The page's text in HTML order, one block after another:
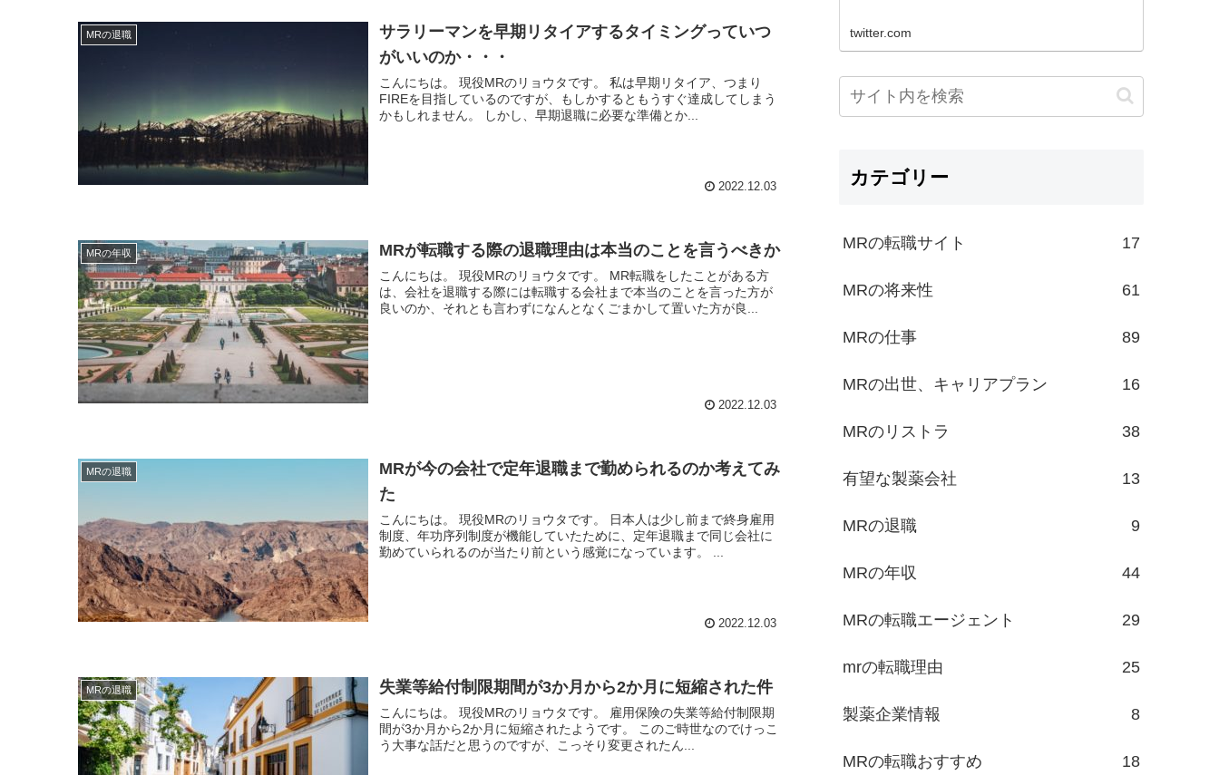
MRの退職
サラリーマンを早期リタイアするタイミングっていつ
がいいのか・・・
こんにちは。 現役MRのリョウタです。 私は早期リタイア、つまり
FIREを目指しているのですが、もしかするともうすぐ達成してしまう
かもしれません。 しかし、早期退職に必要な準備とか...
2022.12.03
MRの年収 MRが転職する際の退職理由は本当のことを言うべきか
こんにちは。 現役MRのリョウタです。 MR転職をしたことがある方
は、会社を退職する際には転職する会社まで本当のことを言った方が
良いのか、それとも言わずになんとなくごまかして置いた方が良...
2022.12.03
MRの退職
MRが今の会社で定年退職まで勤められるのか考えてみ
た
こんにちは。 現役MRのリョウタです。 日本人は少し前まで終身雇用
制度、年功序列制度が機能していたために、定年退職まで同じ会社に
2022.12.03
MRの退職 失業等給付制限期間が3か月から2か月に短縮された件
こんにちは。 現役MRのリョウタです。 雇用保険の失業等給付制限期
間が3か月から2か月に短縮されたようです。 このご時世なのでけっこ
う大事な話だと思うのですが、こっそり変更されたん...
twitter.com
カテゴリー
MRの転職サイト 17
MRの将来性 61
MRの仕事 89
MRの出世、キャリアプラン 16
MRのリストラ 38
有望な製薬会社 13
MRの退職 9
MRの年収 44
MRの転職エージェント 29
mrの転職理由 25
製薬企業情報 8
MRの転職おすすめ 18